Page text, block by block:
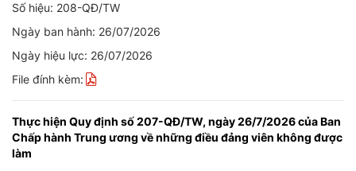
Số hiệu: 208-QĐ/TW
Ngày ban hành: 26/07/2026
Ngày hiệu lực: 26/07/2026
File đính kèm:
Thực hiện Quy định số 207-QĐ/TW, ngày 26/7/2026 của Ban
Chấp hành Trung ương về những điều đảng viên không được
làm